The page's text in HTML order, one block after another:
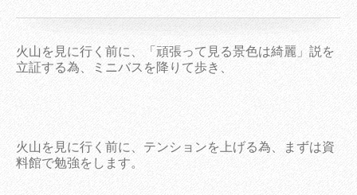
火山を見に行く前に、「頑張って見る景色は綺麗」説を
立証する為、ミニバスを降りて歩き、
火山を見に行く前に、テンションを上げる為、まずは資
料館で勉強をします。